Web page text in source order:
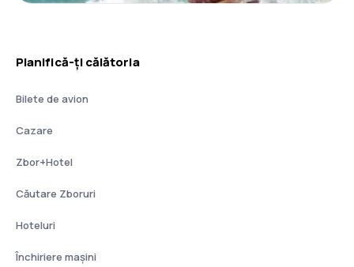
Planifică-ți călătoria
Bilete de avion
Cazare
Zbor+Hotel
Căutare Zboruri
Hoteluri
Închiriere mașini